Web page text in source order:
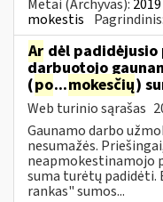
Metai (Archyvas): 2019
mokestis Pagrindinis:
Ar dėl
darbuotojo
(po...mokesčių)
Web turinio sąrašas
Gaunamo darbo
nesumažės.
neapmokestinamojo
suma turėtų padidėti.
rankas" sumos...